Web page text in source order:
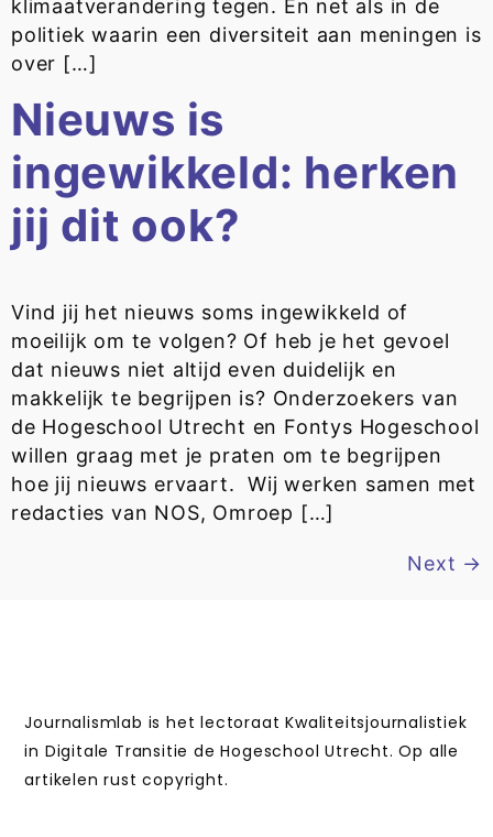
klimaatverandering tegen. En net als in de
politiek waarin een diversiteit aan meningen is
over […]
Nieuws is
ingewikkeld: herken
jij dit ook?
Vind jij het nieuws soms ingewikkeld of
moeilijk om te volgen? Of heb je het gevoel
dat nieuws niet altijd even duidelijk en
makkelijk te begrijpen is? Onderzoekers van
de Hogeschool Utrecht en Fontys Hogeschool
willen graag met je praten om te begrijpen
hoe jij nieuws ervaart. Wij werken samen met
redacties van NOS, Omroep […]
Next →
Journalismlab is het lectoraat Kwaliteitsjournalistiek
in Digitale Transitie de Hogeschool Utrecht. Op alle
artikelen rust copyright.